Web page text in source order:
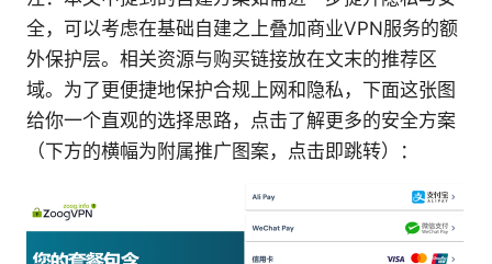
全，可以考虑在基础自建之上叠加商业VPN服务的额
外保护层。相关资源与购买链接放在文末的推荐区
域。为了更便捷地保护合规上网和隐私，下面这张图
给你一个直观的选择思路，点击了解更多的安全方案
（下方的横幅为附属推广图案，点击即跳转）：